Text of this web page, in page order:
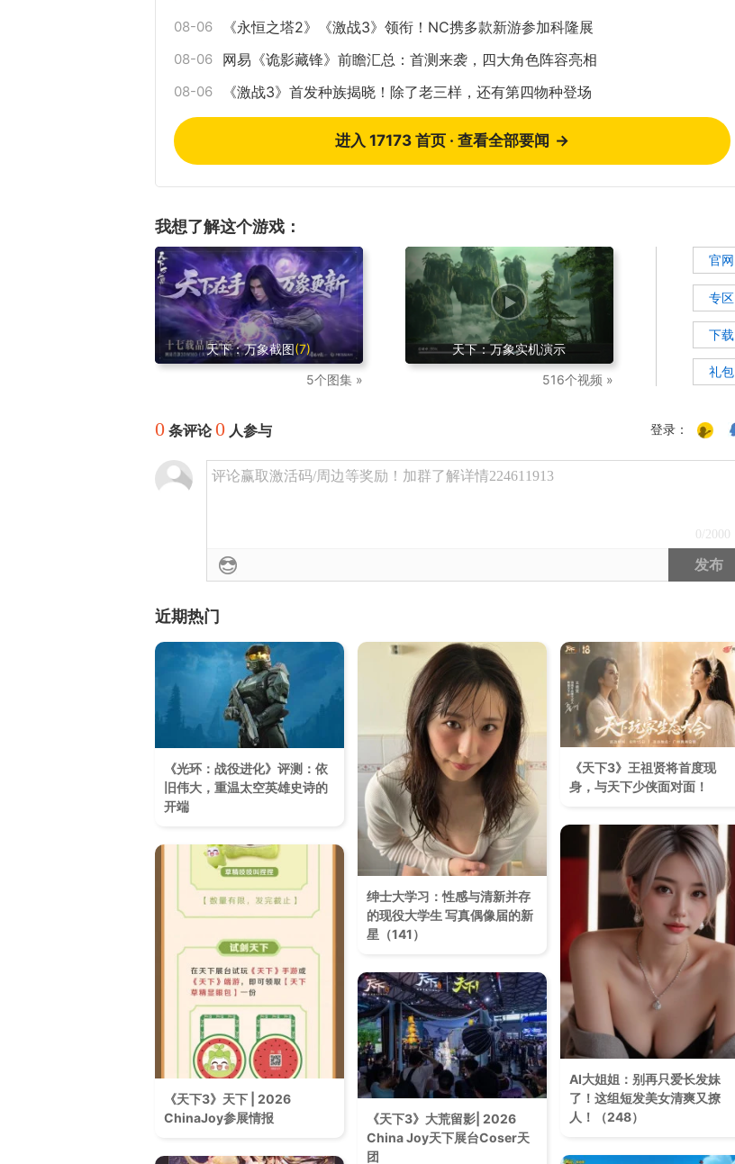
08-06 《永恒之塔2》《激战3》领衔！NC携多款新游参加科隆展
08-06 网易《诡影藏锋》前瞻汇总：首测来袭，四大角色阵容亮相
08-06 《激战3》首发种族揭晓！除了老三样，还有第四物种登场
进入 17173 首页 · 查看全部要闻 →
我想了解这个游戏：
天下：万象截图(7)
5个图集 »
天下：万象实机演示
516个视频 »
官网
专区
下载
礼包
0 条评论0 人参与 登录：
评论赢取激活码/周边等奖励！加群了解详情224611913
0 /2000
发布
近期热门
《光环：战役进化》评测：依
旧伟大，重温太空英雄史诗的
开端
绅士大学习：性感与清新并存
的现役大学生 写真偶像届的新
星（141）
《天下3》王祖贤将首度现
身，与天下少侠面对面！
AI大姐姐：别再只爱长发妹
了！这组短发美女清爽又撩
人！（248）
《天下3》天下 | 2026
ChinaJoy参展情报
《天下3》大荒留影| 2026
China Joy天下展台Coser天
团